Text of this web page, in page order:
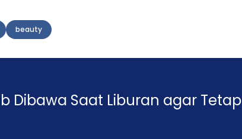
beauty
Dibawa Saat Liburan agar Tetap